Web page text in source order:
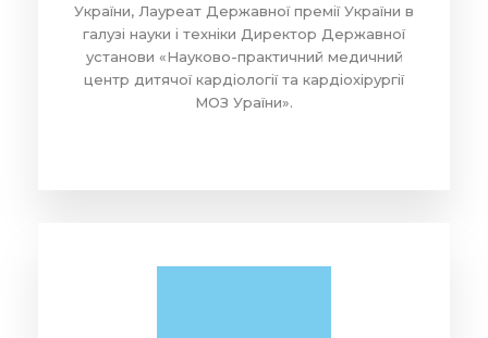
України, Лауреат Державної премії України в
галузі науки і техніки Директор Державної
установи «Науково-практичний медичний
центр дитячої кардіології та кардіохірургії
МОЗ Ураїни».